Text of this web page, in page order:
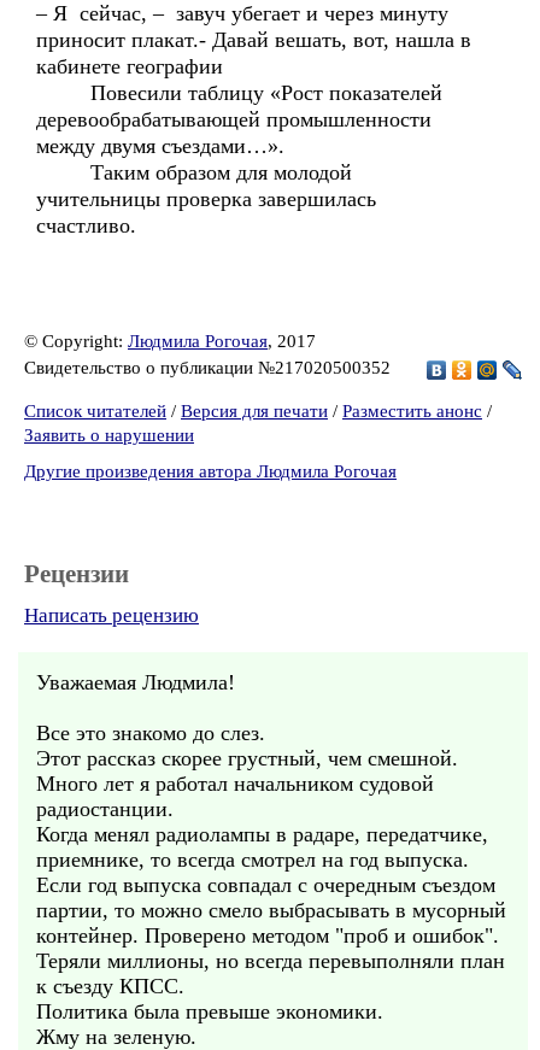
– Я сейчас, – завуч убегает и через минуту
приносит плакат.- Давай вешать, вот, нашла в
кабинете географии
Повесили таблицу «Рост показателей
деревообрабатывающей промышленности
между двумя съездами…».
Таким образом для молодой
учительницы проверка завершилась
счастливо.
© Copyright: Людмила Рогочая, 2017
Свидетельство о публикации №217020500352
Список читателей / Версия для печати / Разместить анонс /
Заявить о нарушении
Другие произведения автора Людмила Рогочая
Рецензии
Написать рецензию
Уважаемая Людмила!
Все это знакомо до слез.
Этот рассказ скорее грустный, чем смешной.
Много лет я работал начальником судовой
радиостанции.
Когда менял радиолампы в радаре, передатчике,
приемнике, то всегда смотрел на год выпуска.
Если год выпуска совпадал с очередным съездом
партии, то можно смело выбрасывать в мусорный
контейнер. Проверено методом "проб и ошибок".
Теряли миллионы, но всегда перевыполняли план
к съезду КПСС.
Политика была превыше экономики.
Жму на зеленую.